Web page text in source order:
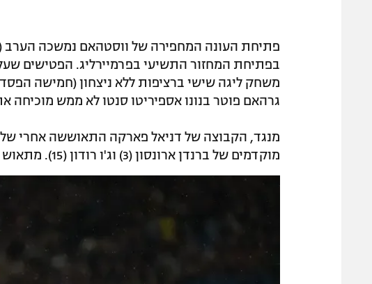
בפתיחת המחזור התשיעי בפרמיירליג. הפטישים
משחק ליגה שישי ברציפות ללא ניצחון (חמישה
גרהאם פוטר בנונו אספיריטו סנטו לא ממש מוכיחה
מנגד, הקבוצה של דניאל פארקה התאוששה אחרי
מוקדמים של ברנדן ארונסון (3) וג'ו רודון (15). מתאוש פרננדש רק צימק (90).